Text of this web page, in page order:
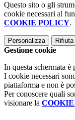
Questo sito o gli
cookie necessari al
COOKIE POLICY.
Personalizza
Gestione cookie
In questa schermata
I cookie necessari
piattaforma e non è
Per conoscere quali
visionare la